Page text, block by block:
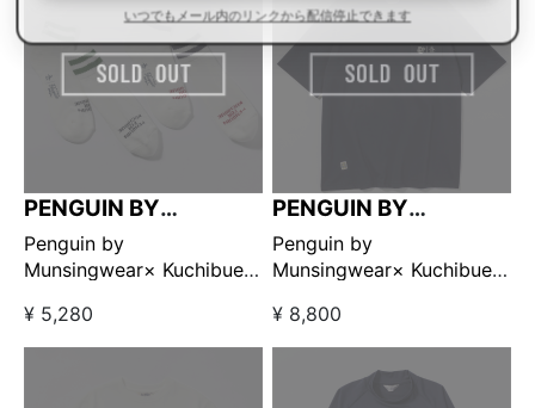
PENGUIN BY
MUNSINGWEAR
Penguin by
Munsingwear× Kuchibue
ックス 【GO/LOOK!限定販
売】
¥ 5,280
PENGUIN BY
MUNSINGWEAR
Penguin by
Munsingwear× Kuchibue
付きTシャツ ネイビー
【GO/LOOK!限定販売】
¥ 8,800
いつでもメール内のリンクから配信停止できます